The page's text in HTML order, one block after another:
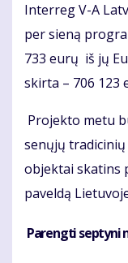
Interreg V-A
per sieną
733 eurų iš jų
skirta – 706 123
Projekto metu
senųjų
objektai skatins
paveldą
Parengti septyni